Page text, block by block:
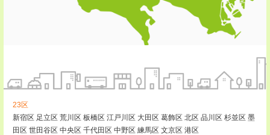
23区
新宿区 足立区 荒川区 板橋区 江戸川区 大田区 葛飾区 北区 品川区 杉並区 墨
田区 世田谷区 中央区 千代田区 中野区 練馬区 文京区 港区